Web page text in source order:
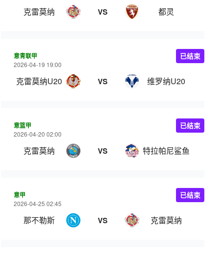
克雷莫纳 VS 都灵
意青联甲
2026-04-19 19:00
克雷莫纳U20 VS 维罗纳U20
已结束
意篮甲
2026-04-20 02:00
克雷莫纳 VS 特拉帕尼鲨鱼
已结束
意甲
2026-04-25 02:45
那不勒斯 VS 克雷莫纳
已结束